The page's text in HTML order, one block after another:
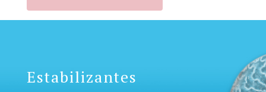
Estabilizantes